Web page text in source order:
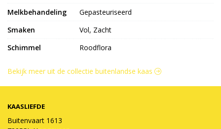
Melkbehandeling
Gepasteuriseerd
Smaken
Vol, Zacht
Schimmel
Roodflora
Bekijk meer uit de collectie buitenlandse kaas
KAASLIEFDE
Buitenvaart 1613